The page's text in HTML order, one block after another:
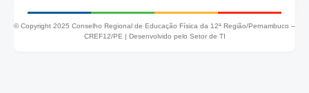
© Copyright 2025 Conselho Regional de Educação Física da 12ª Região/Pernambuco –
CREF12/PE | Desenvolvido pelo Setor de TI